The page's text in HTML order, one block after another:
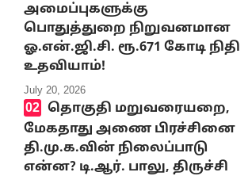
அமைப்புகளுக்கு
பொதுத்துறை நிறுவனமான
ஓ.என்.ஜி.சி. ரூ.671 கோடி நிதி
உதவியாம்!
July 20, 2026
தொகுதி மறுவரையறை,
மேகதாது அணை பிரச்சினை
தி.மு.க.வின் நிலைப்பாடு
என்ன? டி.ஆர். பாலு, திருச்சி